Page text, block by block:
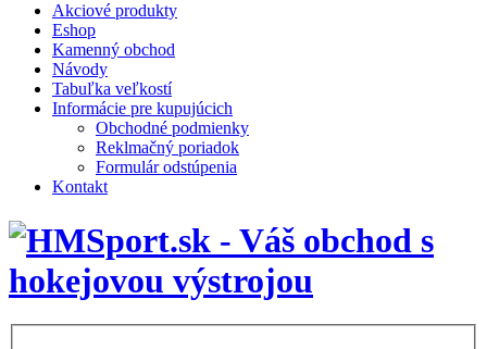
Akciové produkty
Eshop
Kamenný obchod
Návody
Tabuľka veľkostí
Informácie pre kupujúcich
Obchodné podmienky
Reklmačný poriadok
Formulár odstúpenia
Kontakt